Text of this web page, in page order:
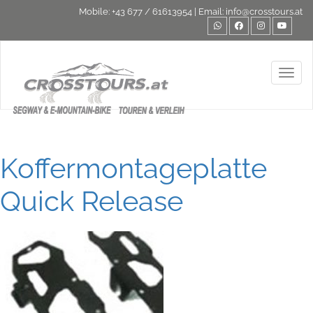
Mobile: +43 677 / 61613954 | Email: info@crosstours.at
Koffermontageplatte
Quick Release